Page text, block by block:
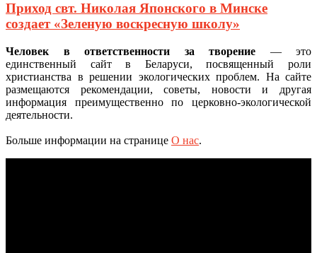
Приход свт. Николая Японского в Минске
создает «Зеленую воскресную школу»
Человек в ответственности за творение — это
единственный сайт в Беларуси, посвященный роли
христианства в решении экологических проблем. На сайте
размещаются рекомендации, советы, новости и другая
информация преимущественно по церковно-экологической
деятельности.
Больше информации на странице О нас.